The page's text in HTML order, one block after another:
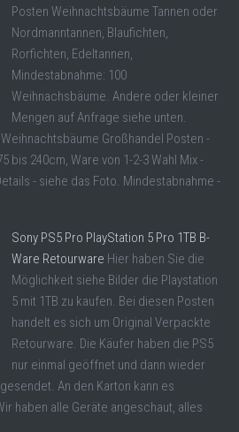
Posten Weihnachtsbäume Tannen oder
Nordmanntannen, Blaufichten,
Rorfichten, Edeltannen,
Mindestabnahme: 100
Weihnachsbäume. Andere oder kleiner
Mengen auf Anfrage siehe unten.
Großhandel Posten -
bis 240cm, Ware von 1-2-3 Wahl Mix -
- siehe das Foto. Mindestabnahme -
Sony PS5 Pro PlayStation 5 Pro 1TB B-
Ware Retourware Hier haben Sie die
Möglichkeit siehe Bilder die Playstation
5 mit 1TB zu kaufen. Bei diesen Posten
handelt es sich um Original Verpackte
Retourware. Die Käufer haben die PS5
nur einmal geöffnet und dann wieder
An den Karton kann es
haben alle Geräte angeschaut, alles